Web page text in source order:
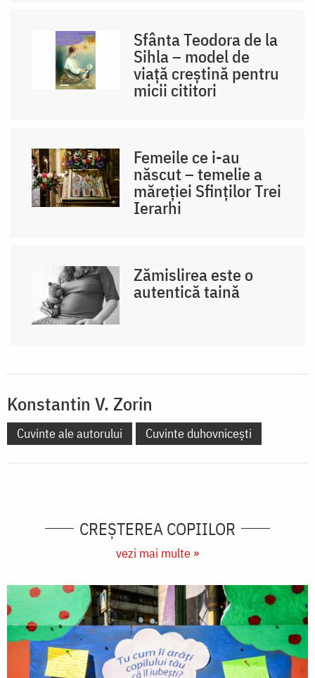
Sfânta Teodora de la
Sihla – model de
viaţă creştină pentru
micii cititori
Femeile ce i-au
născut – temelie a
măreției Sfinților Trei
Ierarhi
Zămislirea este o
autentică taină
Konstantin V. Zorin
Cuvinte ale autorului Cuvinte duhovnicești
CREŞTEREA COPIILOR
vezi mai multe »